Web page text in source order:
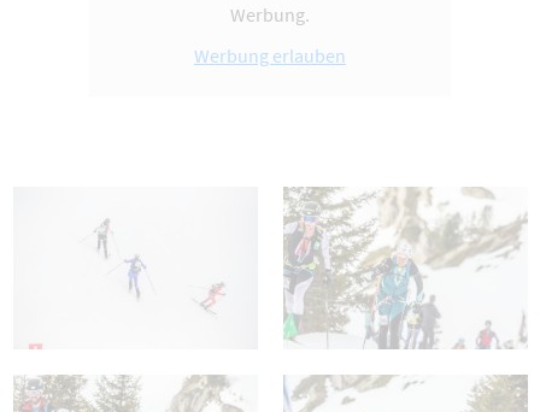
Werbung.
Werbung erlauben